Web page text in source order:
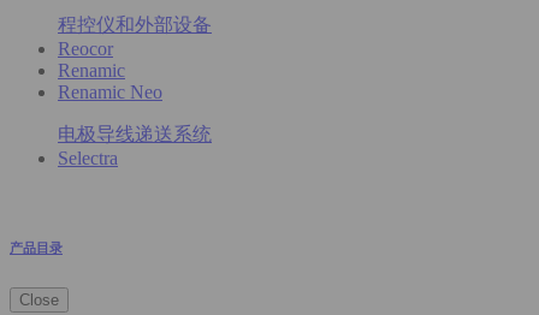
程控仪和外部设备
Reocor
Renamic
Renamic Neo
电极导线递送系统
Selectra
产品目录
Close